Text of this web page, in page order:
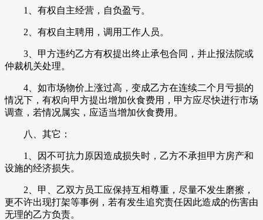
1、有权自主经营，自负盈亏。
2、有权自主聘用，调用工作人员。
3、甲方违约乙方有权提出终止承包合同，并止报法院或
仲裁机关处理。
4、如市场物价上涨过高，变成乙方在连续二个月亏损的
情况下，有权向甲方提出增加伙食费用，甲方应尽快进行市场
调查，若情况属实，应适当增加伙食费用。
八、其它：
1、因不可抗力原因造成损失时，乙方不承担甲方房产和
设施的经济损失。
2、甲、乙双方员工应保持互相尊重，尽量不发生磨擦，
更不许出现打架等事例，若有发生追究责任因此造成的伤害由
无理的乙方负责。